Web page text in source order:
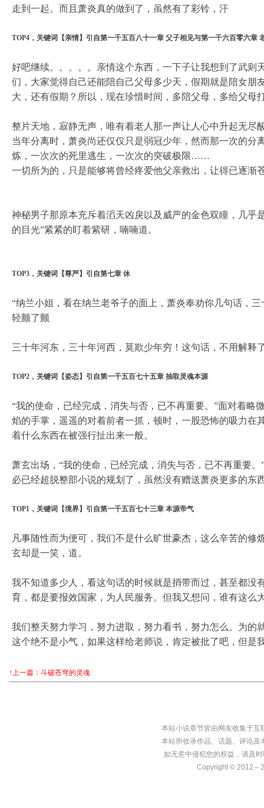
走到一起。而且萧炎真的做到了，虽然有了彩铃，汗
TOP4，关键词【亲情】引自第一千五百八十一章 父子相见与第一千六百零六章
好吧继续。。。。。亲情这个东西，一下子让我想到了武
们，大家觉得自己还能陪自己父母多少天，假期就是陪女
大，还有假期？所以，现在珍惜时间，多陪父母，多给父母
整片天地，寂静无声，唯有着老人那一声让人心中升起无尽
当年分离时，萧炎尚还仅仅只是弱冠少年，然而那一次的
炼，一次次的死里逃生，一次次的突破极限……
一切所为的，只是能够将曾经疼爱他父亲救出，让得已逐渐
神秘男子那原本充斥着滔天凶戾以及威严的金色双瞳，几乎
的目光”紧紧的盯着紫研，喃喃道。
TOP3，关键词【尊严】引自第七章 休
“纳兰小姐，看在纳兰老爷子的面上，萧炎奉劝你几句话，
轻颤了颤
三十年河东，三十年河西，莫欺少年穷！这句话，不用解释
TOP2，关键词【姿态】引自第一千五百七十五章 抽取灵魂本源
“我的使命，已经完成，消失与否，已不再重要。”面对着
焰的手掌，遥遥的对着前者一抓，顿时，一股恐怖的吸力
着什么东西在被强行扯出来一般。
萧玄出场，“我的使命，已经完成，消失与否，已不再重要
必已经超脱整部小说的规划了，虽然没有赠送萧炎更多的
TOP1，关键词【境界】引自第一千五百七十三章 本源帝气
凡事随性而为便可，我们不是什么旷世豪杰，这么辛苦的
玄却是一笑，道。
我不知道多少人，看这句话的时候就是捎带而过，甚至都
育，都是要报效国家，为人民服务。但我又想问，谁有这么
我们整天努力学习，努力进取，努力看书，努力怎么。为
这个绝不是小气，如果这样给老师说，肯定被批了吧，但是
↑上一篇：斗破苍穹的灵魂
本站小说章节皆由网友收集于互
本站所收录作品、话题、评论及
如无意中侵犯您的权益，请及
Copyright © 2012～